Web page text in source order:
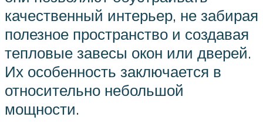
качественный интерьер, не забирая
полезное пространство и создавая
тепловые завесы окон или дверей.
Их особенность заключается в
относительно небольшой
мощности.